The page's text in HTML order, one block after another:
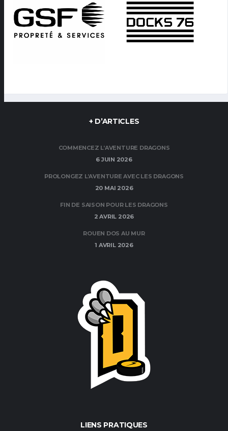
+ D’ARTICLES
COMMENCEZ L’AVENTURE DRAGONS
6 JUIN 2026
PROLONGEZ L’AVENTURE AVEC LES DRAGONS
20 MAI 2026
FIN DE SAISON POUR LES DRAGONS
2 AVRIL 2026
ROUEN DOS AU MUR
1 AVRIL 2026
LIENS PRATIQUES